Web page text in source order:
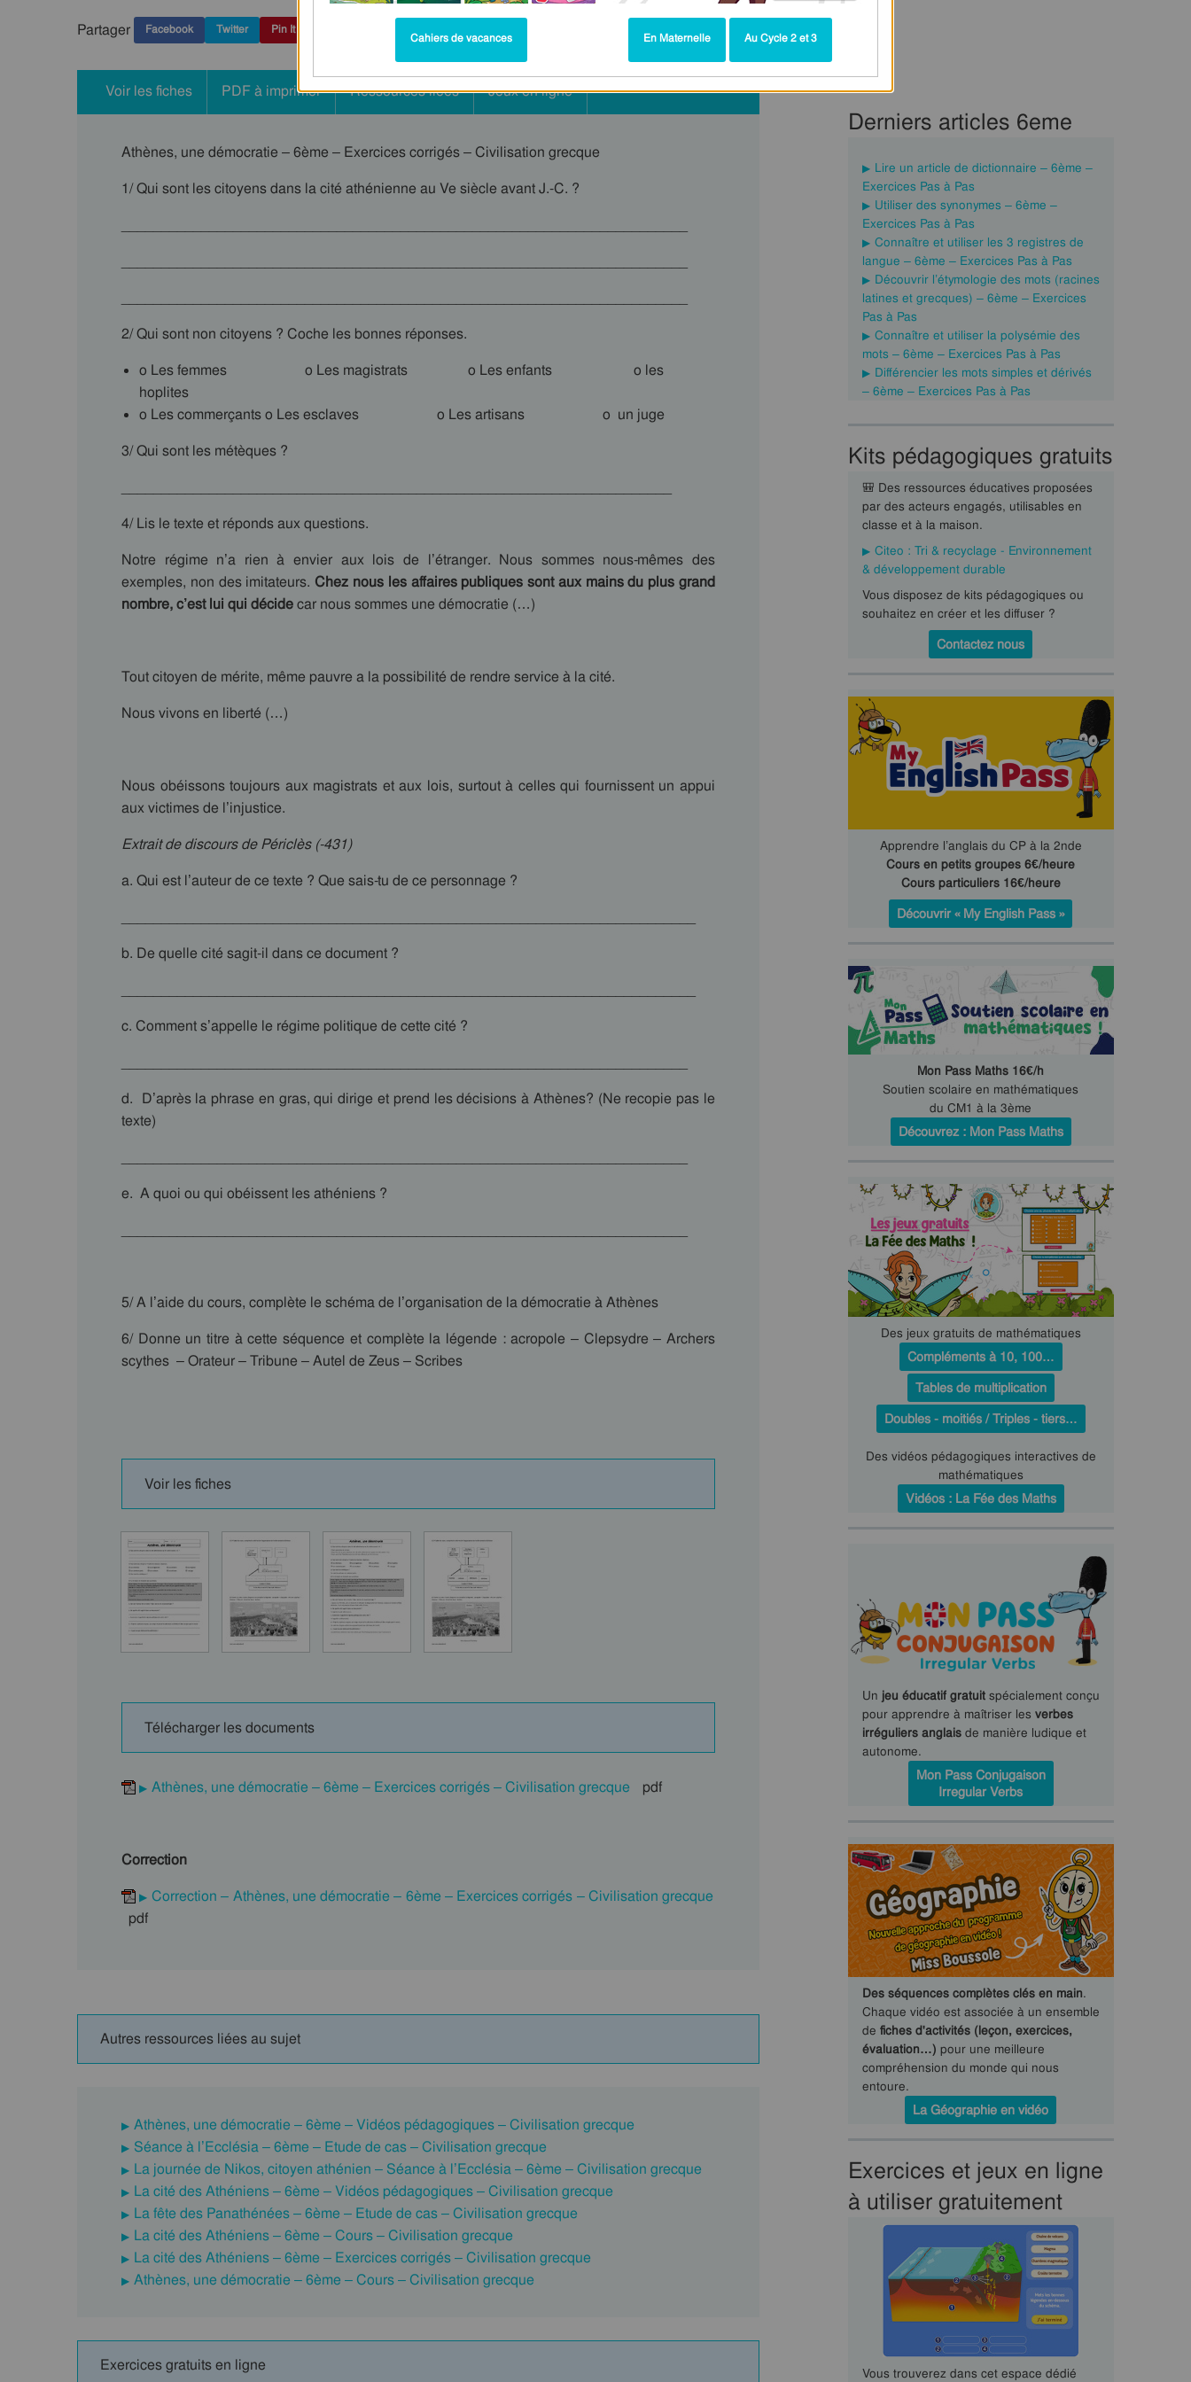
Partager Facebook Twitter Pin It
Voir les fiches PDF à imprimer Ressources liées Jeux en ligne
Athènes, une démocratie – 6ème – Exercices corrigés – Civilisation grecque
1/ Qui sont les citoyens dans la cité athénienne au Ve siècle avant J.-C. ?
2/ Qui sont non citoyens ? Coche les bonnes réponses.
o Les femmes o Les magistrats o Les enfants o les
hoplites
o Les commerçants o Les esclaves o Les artisans o un juge
3/ Qui sont les métèques ?
4/ Lis le texte et réponds aux questions.
Notre régime n’a rien à envier aux lois de l’étranger. Nous sommes nous-mêmes des
exemples, non des imitateurs. Chez nous les affaires publiques sont aux mains du plus grand
nombre, c’est lui qui décidecar nous sommes une démocratie (…)
Tout citoyen de mérite, même pauvre a la possibilité de rendre service à la cité.
Nous vivons en liberté (…)
Nous obéissons toujours aux magistrats et aux lois, surtout à celles qui fournissent un appui
aux victimes de l’injustice.
Extrait de discours de Périclès (-431)
a. Qui est l’auteur de ce texte ? Que sais-tu de ce personnage ?
b. De quelle cité sagit-il dans ce document ?
c. Comment s’appelle le régime politique de cette cité ?
d. D’après la phrase en gras, qui dirige et prend les décisions à Athènes? (Ne recopie pas le
texte)
e. A quoi ou qui obéissent les athéniens ?
5/ A l’aide du cours, complète le schéma de l’organisation de la démocratie à Athènes
6/ Donne un titre à cette séquence et complète la légende : acropole – Clepsydre – Archers
scythes – Orateur – Tribune – Autel de Zeus – Scribes
Voir les fiches
Télécharger les documents
Athènes, une démocratie – 6ème – Exercices corrigés – Civilisation grecque pdf
Correction
Correction – Athènes, une démocratie – 6ème – Exercices corrigés – Civilisation grecque
pdf
Autres ressources liées au sujet
Athènes, une démocratie – 6ème – Vidéos pédagogiques – Civilisation grecque
Séance à l’Ecclésia – 6ème – Etude de cas – Civilisation grecque
La journée de Nikos, citoyen athénien – Séance à l’Ecclésia – 6ème – Civilisation grecque
La cité des Athéniens – 6ème – Vidéos pédagogiques – Civilisation grecque
La fête des Panathénées – 6ème – Etude de cas – Civilisation grecque
La cité des Athéniens – 6ème – Cours – Civilisation grecque
La cité des Athéniens – 6ème – Exercices corrigés – Civilisation grecque
Athènes, une démocratie – 6ème – Cours – Civilisation grecque
Exercices gratuits en ligne
Derniers articles 6eme
Lire un article de dictionnaire – 6ème –
Exercices Pas à Pas
Utiliser des synonymes – 6ème –
Exercices Pas à Pas
Connaître et utiliser les 3 registres de
langue – 6ème – Exercices Pas à Pas
Découvrir l’étymologie des mots (racines
latines et grecques) – 6ème – Exercices
Pas à Pas
Connaître et utiliser la polysémie des
mots – 6ème – Exercices Pas à Pas
Différencier les mots simples et dérivés
– 6ème – Exercices Pas à Pas
Kits pédagogiques gratuits
🎒 Des ressources éducatives proposées
par des acteurs engagés, utilisables en
classe et à la maison.
Citeo : Tri & recyclage - Environnement
& développement durable
Vous disposez de kits pédagogiques ou
souhaitez en créer et les diffuser ?
Contactez nous
Apprendre l’anglais du CP à la 2nde
Cours en petits groupes 6€/heure
Cours particuliers 16€/heure
Découvrir « My English Pass »
Mon Pass Maths 16€/h
Soutien scolaire en mathématiques
du CM1 à la 3ème
Découvrez : Mon Pass Maths
Des jeux gratuits de mathématiques
Compléments à 10, 100…
Tables de multiplication
Doubles - moitiés / Triples - tiers…
Des vidéos pédagogiques interactives de
mathématiques
Vidéos : La Fée des Maths
Un jeu éducatif gratuitspécialement conçu
pour apprendre à maîtriser les verbes
irréguliers anglaisde manière ludique et
autonome.
Mon Pass Conjugaison
Irregular Verbs
Des séquences complètes clés en main.
Chaque vidéo est associée à un ensemble
de fiches d'activités (leçon, exercices,
évaluation…) pour une meilleure
compréhension du monde qui nous
entoure.
La Géographie en vidéo
Exercices et jeux en ligne
à utiliser gratuitement
Vous trouverez dans cet espace dédié
Cahiers de vacances En Maternelle Au Cycle 2 et 3